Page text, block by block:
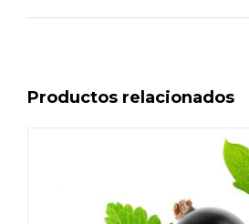
Productos relacionados